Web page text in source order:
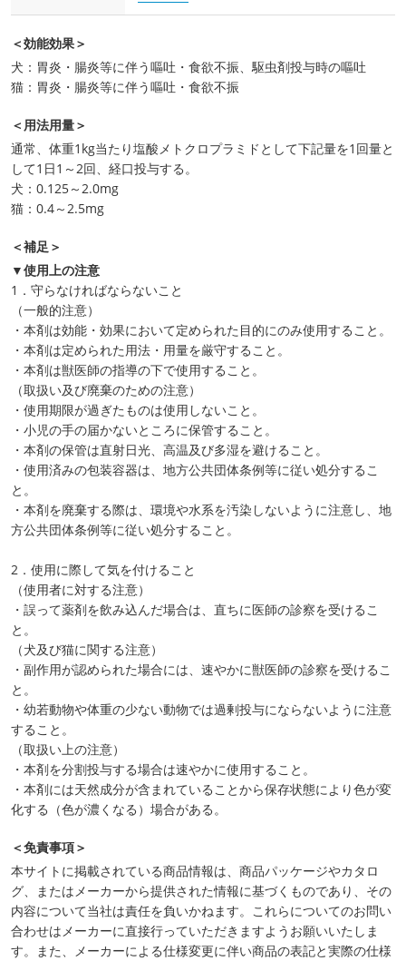
＜効能効果＞
犬：胃炎・腸炎等に伴う嘔吐・食欲不振、駆虫剤投与時の嘔吐
猫：胃炎・腸炎等に伴う嘔吐・食欲不振
＜用法用量＞
通常、体重1kg当たり塩酸メトクロプラミドとして下記量を1回量と
して1日1～2回、経口投与する。
犬：0.125～2.0mg
猫：0.4～2.5mg
＜補足＞
▼使用上の注意
1．守らなければならないこと
（一般的注意）
・本剤は効能・効果において定められた目的にのみ使用すること。
・本剤は定められた用法・用量を厳守すること。
・本剤は獣医師の指導の下で使用すること。
（取扱い及び廃棄のための注意）
・使用期限が過ぎたものは使用しないこと。
・小児の手の届かないところに保管すること。
・本剤の保管は直射日光、高温及び多湿を避けること。
・使用済みの包装容器は、地方公共団体条例等に従い処分するこ
と。
・本剤を廃棄する際は、環境や水系を汚染しないように注意し、地
方公共団体条例等に従い処分すること。
2．使用に際して気を付けること
（使用者に対する注意）
・誤って薬剤を飲み込んだ場合は、直ちに医師の診察を受けるこ
と。
（犬及び猫に関する注意）
・副作用が認められた場合には、速やかに獣医師の診察を受けるこ
と。
・幼若動物や体重の少ない動物では過剰投与にならないように注意
すること。
（取扱い上の注意）
・本剤を分割投与する場合は速やかに使用すること。
・本剤には天然成分が含まれていることから保存状態により色が変
化する（色が濃くなる）場合がある。
＜免責事項＞
本サイトに掲載されている商品情報は、商品パッケージやカタロ
グ、またはメーカーから提供された情報に基づくものであり、その
内容について当社は責任を負いかねます。これらについてのお問い
合わせはメーカーに直接行っていただきますようお願いいたしま
す。また、メーカーによる仕様変更に伴い商品の表記と実際の仕様